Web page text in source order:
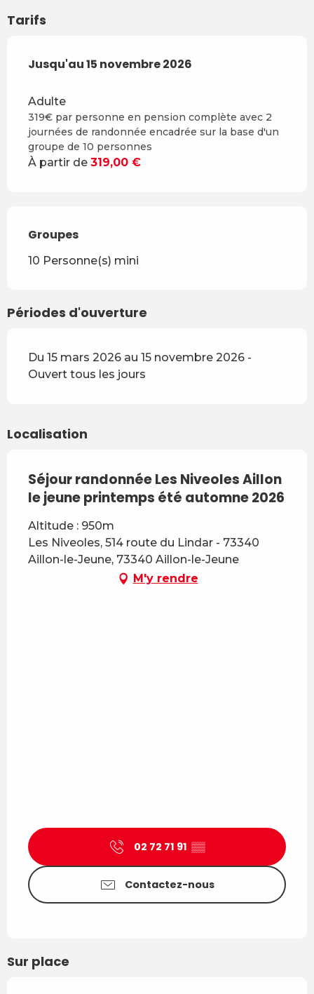
Tarifs
Du15 mars 2026au15 novembre 2026
Jusqu'au15 novembre 2026
Adulte
319€ par personne en pension complète avec 2
journées de randonnée encadrée sur la base d'un
groupe de 10 personnes
À partir de 319,00 €
Groupes
Groupes
10 Personne(s) mini
Périodes d'ouverture
Du 15 mars 2026 au 15 novembre 2026 -
Ouvert tous les jours
Localisation
Séjour randonnée Les Niveoles Aillon
le jeune printemps été automne 2026
Altitude : 950m
Les Niveoles, 514 route du Lindar - 73340
Aillon-le-Jeune, 73340 Aillon-le-Jeune
M'y rendre
02 72 71 91 ▒▒
Contactez-nous
Sur place